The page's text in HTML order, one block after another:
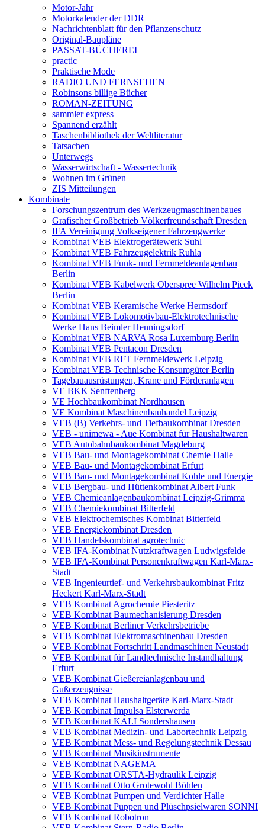
Motor-Jahr
Motorkalender der DDR
Nachrichtenblatt für den Pflanzenschutz
Original-Baupläne
PASSAT-BÜCHEREI
practic
Praktische Mode
RADIO UND FERNSEHEN
Robinsons billige Bücher
ROMAN-ZEITUNG
sammler express
Spannend erzählt
Taschenbibliothek der Weltliteratur
Tatsachen
Unterwegs
Wasserwirtschaft - Wassertechnik
Wohnen im Grünen
ZIS Mitteilungen
Kombinate
Forschungszentrum des Werkzeugmaschinenbaues
Grafischer Großbetrieb Völkerfreundschaft Dresden
IFA Vereinigung Volkseigener Fahrzeugwerke
Kombinat VEB Elektrogerätewerk Suhl
Kombinat VEB Fahrzeugelektrik Ruhla
Kombinat VEB Funk- und Fernmeldeanlagenbau
Berlin
Kombinat VEB Kabelwerk Oberspree Wilhelm Pieck
Berlin
Kombinat VEB Keramische Werke Hermsdorf
Kombinat VEB Lokomotivbau-Elektrotechnische
Werke Hans Beimler Henningsdorf
Kombinat VEB NARVA Rosa Luxemburg Berlin
Kombinat VEB Pentacon Dresden
Kombinat VEB RFT Fernmeldewerk Leipzig
Kombinat VEB Technische Konsumgüter Berlin
Tagebauausrüstungen, Krane und Förderanlagen
VE BKK Senftenberg
VE Hochbaukombinat Nordhausen
VE Kombinat Maschinenbauhandel Leipzig
VEB (B) Verkehrs- und Tiefbaukombinat Dresden
VEB - unimewa - Aue Kombinat für Haushaltwaren
VEB Autobahnbaukombinat Magdeburg
VEB Bau- und Montagekombinat Chemie Halle
VEB Bau- und Montagekombinat Erfurt
VEB Bau- und Montagekombinat Kohle und Energie
VEB Bergbau- und Hüttenkombinat Albert Funk
VEB Chemieanlagenbaukombinat Leipzig-Grimma
VEB Chemiekombinat Bitterfeld
VEB Elektrochemisches Kombinat Bitterfeld
VEB Energiekombinat Dresden
VEB Handelskombinat agrotechnic
VEB IFA-Kombinat Nutzkraftwagen Ludwigsfelde
VEB IFA-Kombinat Personenkraftwagen Karl-Marx-
Stadt
VEB Ingenieurtief- und Verkehrsbaukombinat Fritz
Heckert Karl-Marx-Stadt
VEB Kombinat Agrochemie Piesteritz
VEB Kombinat Baumechanisierung Dresden
VEB Kombinat Berliner Verkehrsbetriebe
VEB Kombinat Elektromaschinenbau Dresden
VEB Kombinat Fortschritt Landmaschinen Neustadt
VEB Kombinat für Landtechnische Instandhaltung
Erfurt
VEB Kombinat Gießereianlagenbau und
Gußerzeugnisse
VEB Kombinat Haushaltgeräte Karl-Marx-Stadt
VEB Kombinat Impulsa Elsterwerda
VEB Kombinat KALI Sondershausen
VEB Kombinat Medizin- und Labortechnik Leipzig
VEB Kombinat Mess- und Regelungstechnik Dessau
VEB Kombinat Musikinstrumente
VEB Kombinat NAGEMA
VEB Kombinat ORSTA-Hydraulik Leipzig
VEB Kombinat Otto Grotewohl Böhlen
VEB Kombinat Pumpen und Verdichter Halle
VEB Kombinat Puppen und Plüschpsielwaren SONNI
VEB Kombinat Robotron